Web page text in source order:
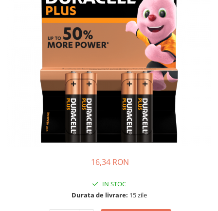
Incarcatoare acumulatori
Panouri fotovoltaice si accesorii
Panouri fotovoltaice
Sisteme prindere panouri
Invertoare
Invertoare Hibrid
Invertoare On-grid
Invertoare Off-grid
Controlere solare
Sisteme de stocare energie
16,34 RON
IN STOC
Durata de livrare: 15 zile